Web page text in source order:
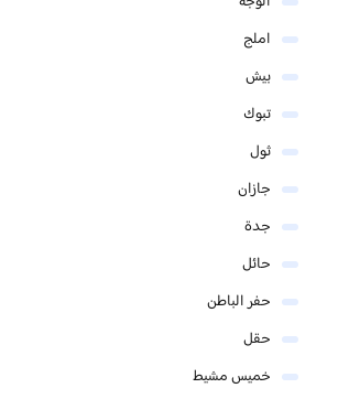
املج
بيش
تبوك
ثول
جازان
جدة
حائل
حفر الباطن
حقل
خميس مشيط